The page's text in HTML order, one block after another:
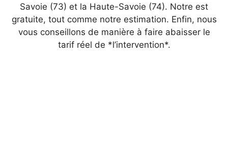
Savoie (73) et la Haute-Savoie (74). Notre est
gratuite, tout comme notre estimation. Enfin, nous
vous conseillons de manière à faire abaisser le
tarif réel de *l’intervention*.